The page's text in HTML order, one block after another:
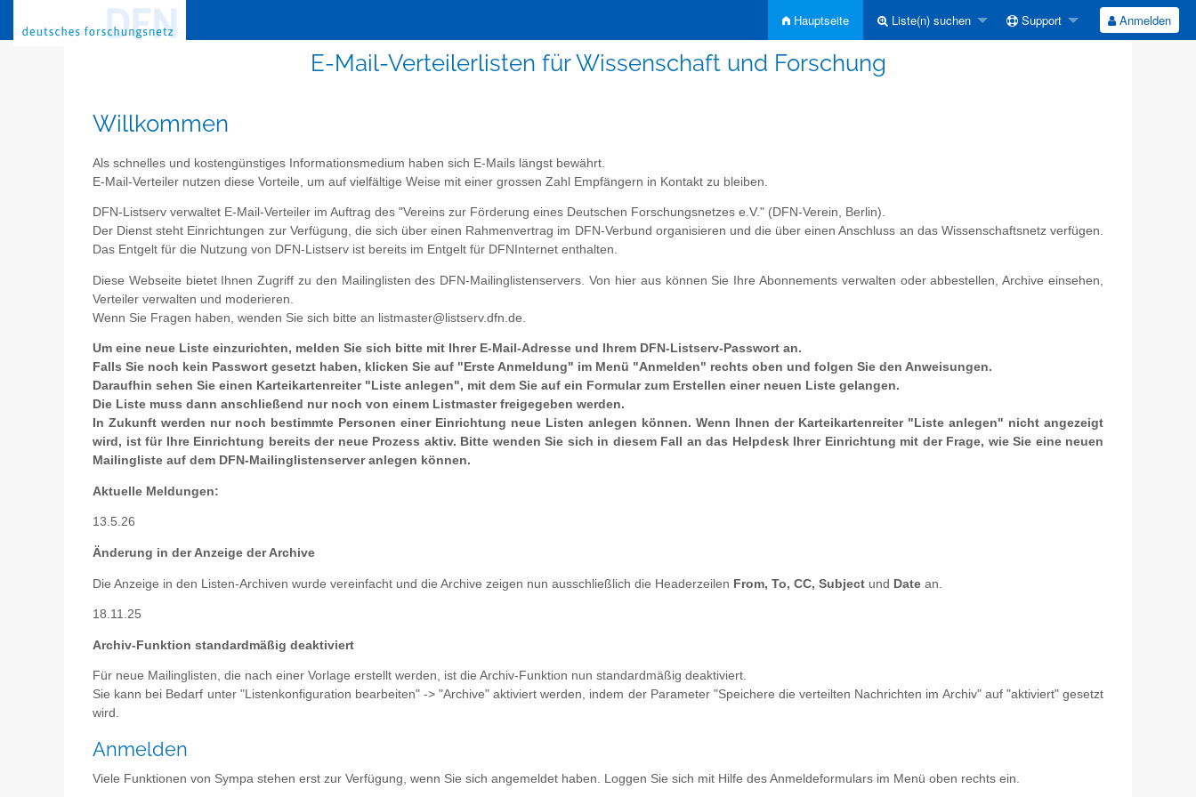
Hauptseite Liste(n) suchen Support Anmelden
E-Mail-Verteilerlisten für Wissenschaft und Forschung
Willkommen
Als schnelles und kostengünstiges Informationsmedium haben sich E-Mails längst bewährt.
E-Mail-Verteiler nutzen diese Vorteile, um auf vielfältige Weise mit einer grossen Zahl Empfängern in Kontakt zu bleiben.
DFN-Listserv verwaltet E-Mail-Verteiler im Auftrag des "Vereins zur Förderung eines Deutschen Forschungsnetzes e.V." (DFN-Verein, Berlin).
Der Dienst steht Einrichtungen zur Verfügung, die sich über einen Rahmenvertrag im DFN-Verbund organisieren und die über einen Anschluss an das Wissenschaftsnetz verfügen.
Das Entgelt für die Nutzung von DFN-Listserv ist bereits im Entgelt für DFNInternet enthalten.
Diese Webseite bietet Ihnen Zugriff zu den Mailinglisten des DFN-Mailinglistenservers. Von hier aus können Sie Ihre Abonnements verwalten oder abbestellen, Archive einsehen,
Verteiler verwalten und moderieren.
Wenn Sie Fragen haben, wenden Sie sich bitte an listmaster@listserv.dfn.de.
Um eine neue Liste einzurichten, melden Sie sich bitte mit Ihrer E-Mail-Adresse und Ihrem DFN-Listserv-Passwort an.
Falls Sie noch kein Passwort gesetzt haben, klicken Sie auf "Erste Anmeldung" im Menü "Anmelden" rechts oben und folgen Sie den Anweisungen.
Daraufhin sehen Sie einen Karteikartenreiter "Liste anlegen", mit dem Sie auf ein Formular zum Erstellen einer neuen Liste gelangen.
Die Liste muss dann anschließend nur noch von einem Listmaster freigegeben werden.
In Zukunft werden nur noch bestimmte Personen einer Einrichtung neue Listen anlegen können. Wenn Ihnen der Karteikartenreiter "Liste anlegen" nicht angezeigt
wird, ist für Ihre Einrichtung bereits der neue Prozess aktiv. Bitte wenden Sie sich in diesem Fall an das Helpdesk Ihrer Einrichtung mit der Frage, wie Sie eine neuen
Mailingliste auf dem DFN-Mailinglistenserver anlegen können.
Aktuelle Meldungen:
13.5.26
Änderung in der Anzeige der Archive
Die Anzeige in den Listen-Archiven wurde vereinfacht und die Archive zeigen nun ausschließlich die Headerzeilen From, To, CC, Subject und Date an.
18.11.25
Archiv-Funktion standardmäßig deaktiviert
Für neue Mailinglisten, die nach einer Vorlage erstellt werden, ist die Archiv-Funktion nun standardmäßig deaktiviert.
Sie kann bei Bedarf unter "Listenkonfiguration bearbeiten" -> "Archive" aktiviert werden, indem der Parameter "Speichere die verteilten Nachrichten im Archiv" auf "aktiviert" gesetzt
wird.
Anmelden
Viele Funktionen von Sympa stehen erst zur Verfügung, wenn Sie sich angemeldet haben. Loggen Sie sich mit Hilfe des Anmeldeformulars im Menü oben rechts ein.